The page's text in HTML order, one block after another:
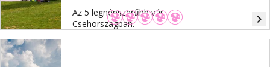
Az 5 legnépszerűbb vár
Csehországban.
navigate_next